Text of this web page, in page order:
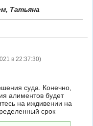
Татьяна
в 22:37:30)
суда. Конечно,
алиментов будет
на иждивении на
срок